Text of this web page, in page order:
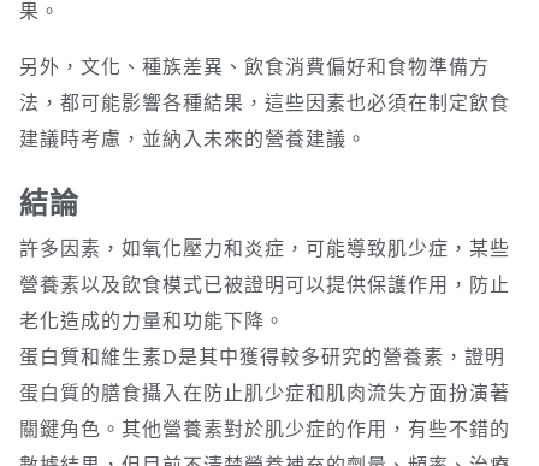
果。
另外，文化、種族差異、飲食消費偏好和食物準備方
法，都可能影響各種結果，這些因素也必須在制定飲食
建議時考慮，並納入未來的營養建議。
結論
許多因素，如氧化壓力和炎症，可能導致肌少症，某些
營養素以及飲食模式已被證明可以提供保護作用，防止
老化造成的力量和功能下降。
蛋白質和維生素D是其中獲得較多研究的營養素，證明
蛋白質的膳食攝入在防止肌少症和肌肉流失方面扮演著
關鍵角色。其他營養素對於肌少症的作用，有些不錯的